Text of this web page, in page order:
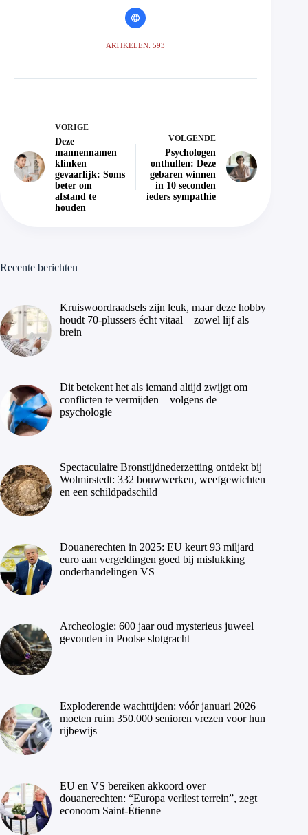
ARTIKELEN: 593
VORIGE
Deze
mannennamen
klinken
gevaarlijk: Soms
beter om
afstand te
houden
VOLGENDE
Psychologen
onthullen: Deze
gebaren winnen
in 10 seconden
ieders sympathie
Recente berichten
Kruiswoordraadsels zijn leuk, maar deze hobby
houdt 70-plussers écht vitaal – zowel lijf als
brein
Dit betekent het als iemand altijd zwijgt om
conflicten te vermijden – volgens de
psychologie
Spectaculaire Bronstijdnederzetting ontdekt bij
Wolmirstedt: 332 bouwwerken, weefgewichten
en een schildpadschild
Douanerechten in 2025: EU keurt 93 miljard
euro aan vergeldingen goed bij mislukking
onderhandelingen VS
Archeologie: 600 jaar oud mysterieus juweel
gevonden in Poolse slotgracht
Exploderende wachttijden: vóór januari 2026
moeten ruim 350.000 senioren vrezen voor hun
rijbewijs
EU en VS bereiken akkoord over
douanerechten: “Europa verliest terrein”, zegt
econoom Saint-Étienne